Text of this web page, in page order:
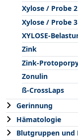
Xylose / Probe 2
Xylose / Probe 3
XYLOSE-
Zink
Zink-
Zonulin
ß-CrossLaps
Gerinnung
Hämatologie
Blutgruppen und